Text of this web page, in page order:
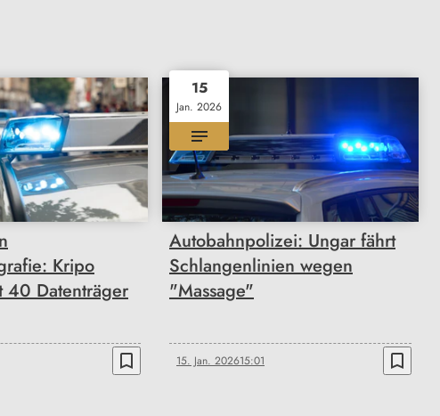
Kripo
40 Datenträger
bookmark_border
15
Jan. 2026
Autobahnpolizei: Ungar fährt
Schlangenlinien wegen
"Massage"
15. Jan. 202615:01 bookmark_border